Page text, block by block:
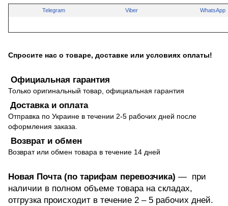
Telegram Viber WhatsApp
Спросите нас о товаре, доставке или условиях оплаты!
Официальная гарантия
Только оригинальный товар, официальная гарантия
Доставка и оплата
Отправка по Украине в течении 2-5 рабочих дней после
оформления заказа.
Возврат и обмен
Возврат или обмен товара в течение 14 дней
Новая Почта (по тарифам перевозчика) — при
наличии в полном объеме товара на складах,
отгрузка происходит в течение 2 – 5 рабочих дней.